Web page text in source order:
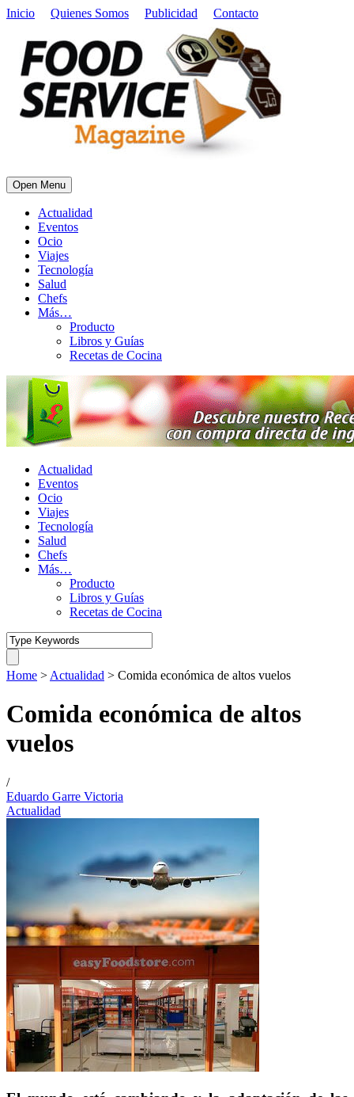
Inicio Quienes Somos Publicidad Contacto
Open Menu
Actualidad
Eventos
Ocio
Viajes
Tecnología
Salud
Chefs
Más…
Producto
Libros y Guías
Recetas de Cocina
Actualidad
Eventos
Ocio
Viajes
Tecnología
Salud
Chefs
Más…
Producto
Libros y Guías
Recetas de Cocina
Home > Actualidad > Comida económica de altos vuelos
Comida económica de altos
vuelos
/
Eduardo Garre Victoria
Actualidad